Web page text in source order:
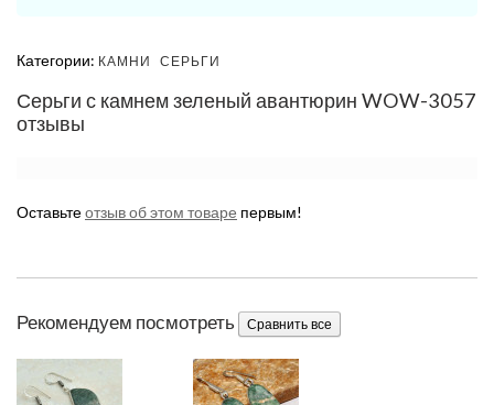
Категории: КАМНИ СЕРЬГИ
Серьги с камнем зеленый авантюрин WOW-3057
отзывы
Оставьтеотзыв об этом товаре первым!
Рекомендуем посмотреть